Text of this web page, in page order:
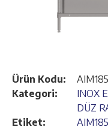
Ürün Kodu:
Kategori:
INOX
DÜZ
Etiket: